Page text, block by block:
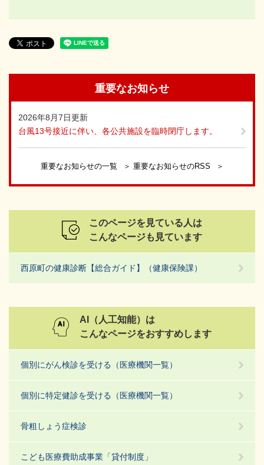
重要なお知らせ
2026年8月7日更新
台風13号接近に伴い、各公共施設を臨時閉庁します。
重要なお知らせの一覧 重要なお知らせのRSS
このページを見ている人は
こんなページも見ています
西原町の健康診断【総合ガイド】（健康保険課）
AI（人工知能）は
こんなページをおすすめします
個別にがん検診を受ける（医療機関一覧）
個別に特定健診を受ける（医療機関一覧）
骨粗しょう症検診
こども医療費助成事業「貸付制度」